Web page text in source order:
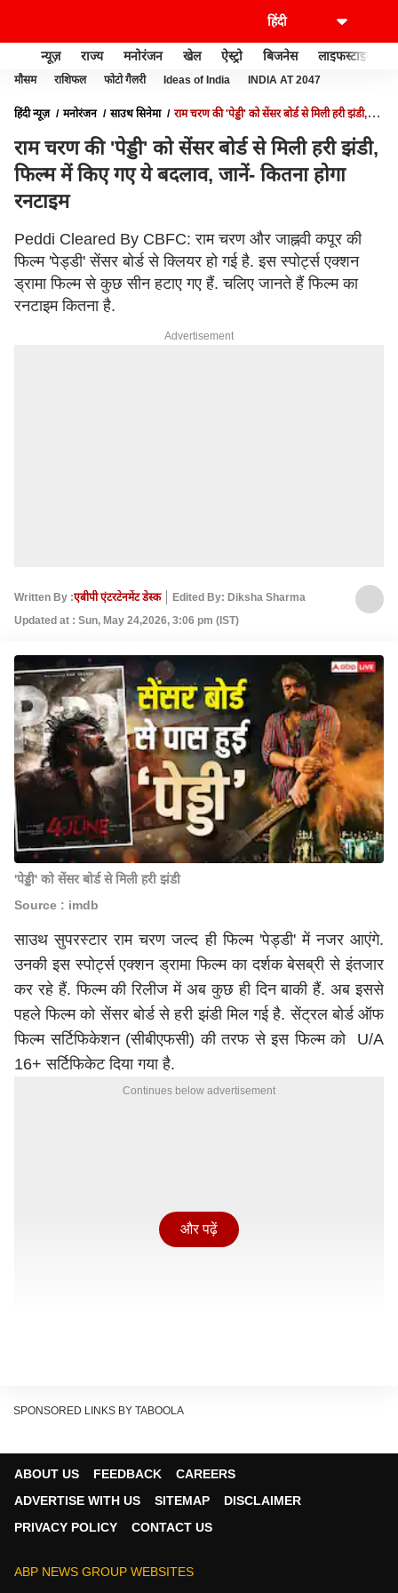
न्यूज़ राज्य मनोरंजन खेल ऐस्ट्रो बिजनेस लाइफस्टाइल
मौसम राशिफल फोटो गैलरी Ideas of India INDIA AT 2047
हिंदी न्यूज़ मनोरंजन साउथ सिनेमा
राम चरण की 'पेड्डी' को सेंसर बोर्ड से मिली हरी झंडी,
राम चरण की 'पेड्डी' को सेंसर बोर्ड से मिली हरी झंडी,
फिल्म में किए गए ये बदलाव, जानें- कितना होगा
रनटाइम
Peddi Cleared By CBFC: राम चरण और जाह्नवी कपूर की
फिल्म 'पेड्डी' सेंसर बोर्ड से क्लियर हो गई है. इस स्पोर्ट्स एक्शन
ड्रामा फिल्म से कुछ सीन हटाए गए हैं. चलिए जानते हैं फिल्म का
रनटाइम कितना है.
Advertisement
Written By :एबीपी एंटरटेनमेंट डेस्क
Edited By: Diksha Sharma
Updated at : Sun, May 24,2026, 3:06 pm (IST)
'पेड्डी' को सेंसर बोर्ड से मिली हरी झंडी
Source : imdb
साउथ सुपरस्टार राम चरण जल्द ही फिल्म 'पेड्डी' में नजर आएंगे.
उनकी इस स्पोर्ट्स एक्शन ड्रामा फिल्म का दर्शक बेसब्री से इंतजार
कर रहे हैं. फिल्म की रिलीज में अब कुछ ही दिन बाकी हैं. अब इससे
पहले फिल्म को सेंसर बोर्ड से हरी झंडी मिल गई है. सेंट्रल बोर्ड ऑफ
फिल्म सर्टिफिकेशन (सीबीएफसी) की तरफ से इस फिल्म को U/A
16+ सर्टिफिकेट दिया गया है.
Continues below advertisement
सीबीएफसी की तरफ से ये फिल्म U/A 16+ सर्टिफिकेट के साथ
और पढ़ें
SPONSORED LINKS BY TABOOLA
ABOUT US FEEDBACK
CAREERS
ADVERTISE WITH US
SITEMAP
DISCLAIMER
PRIVACY POLICY
CONTACT US
ABP NEWS GROUP WEBSITES